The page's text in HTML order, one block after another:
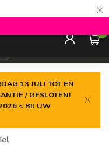
×
0
13 JULI TOT EN
/ GESLOTEN!
< BIJ UW